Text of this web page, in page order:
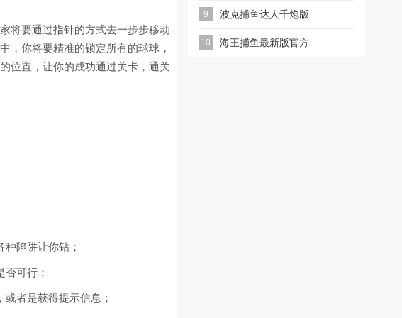
将要通过指针的方式去一步步移动
，你将要精准的锁定所有的球球，
位置，让你的成功通过关卡，通关
陷阱让你钻；
可行；
者是获得提示信息；
9 波克捕鱼达人千炮版
2026微信版本
10 海王捕鱼最新版官方